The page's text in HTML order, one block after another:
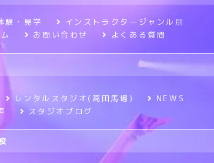
験・見学
インストラクタージャンル別
お問い合わせ よくある質問
レンタルスタジオ(高田馬場)
NEWS
スタジオブログ